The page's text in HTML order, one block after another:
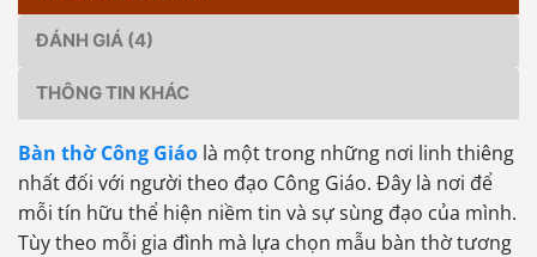
ĐÁNH GIÁ (4)
THÔNG TIN KHÁC
Bàn thờ Công Giáo là một trong những nơi linh thiêng
nhất đối với người theo đạo Công Giáo. Đây là nơi để
mỗi tín hữu thể hiện niềm tin và sự sùng đạo của mình.
Tùy theo mỗi gia đình mà lựa chọn mẫu bàn thờ tương